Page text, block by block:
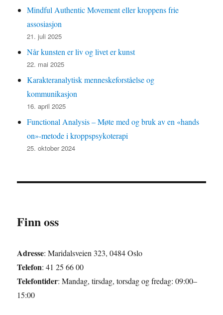
Mindful Authentic Movement eller kroppens frie
assosiasjon
21. juli 2025
Når kunsten er liv og livet er kunst
22. mai 2025
Karakteranalytisk menneskeforståelse og
kommunikasjon
16. april 2025
Functional Analysis – Møte med og bruk av en «hands
on»-metode i kroppspsykoterapi
25. oktober 2024
Finn oss
Adresse: Maridalsveien 323, 0484 Oslo
Telefon: 41 25 66 00
Telefontider: Mandag, tirsdag, torsdag og fredag: 09:00–
15:00